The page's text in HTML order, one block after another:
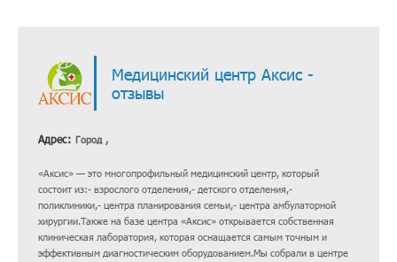
Медицинский центр Аксис -
отзывы
Адрес: Город ,
«Аксис» — это многопрофильный медицинский центр, который
состоит из:- взрослого отделения,- детского отделения,-
поликлиники,- центра планирования семьи,- центра амбулаторной
хирургии.Также на базе центра «Аксис» открывается собственная
клиническая лаборатория, которая оснащается самым точным и
эффективным диагностическим оборудованием.Мы собрали в центре